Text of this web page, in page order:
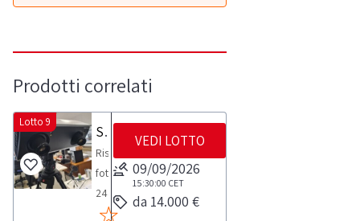
Prodotti correlati
Lotto 9
Sistema di scansione ottico a proiezione di frange marca Zeiss mod. Comet L3D 5M
Risoluzione
fotocamera:
2448
x
VEDI LOTTO
09/09/2026
15:30:00 CET
da 14.000 €